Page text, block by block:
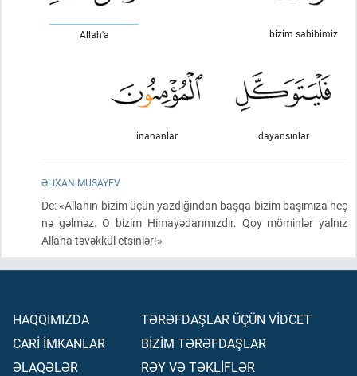
bizim sahibimiz
Allah'a
dayansınlar
inananlar
ƏLIXAN MUSAYEV
De: «Allahın bizim üçün yazdığından başqa bizim başımıza heç
nə gəlməz. O bizim Himayədarımızdır. Qoy möminlər yalnız
Allaha təvəkkül etsinlər!»
HAQQIMIZDA
CARİ İMKANLAR
ƏLAQƏLƏR
TƏRƏFDAŞLAR ÜÇÜN VİDCET
BİZİM TƏRƏFDAŞLAR
RƏY VƏ TƏKLİFLƏR